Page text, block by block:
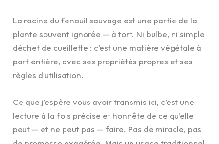
La racine du fenouil sauvage est une partie de la
plante souvent ignorée — à tort. Ni bulbe, ni simple
déchet de cueillette : c’est une matière végétale à
part entière, avec ses propriétés propres et ses
règles d’utilisation.
Ce que j’espère vous avoir transmis ici, c’est une
lecture à la fois précise et honnête de ce qu’elle
peut — et ne peut pas — faire. Pas de miracle, pas